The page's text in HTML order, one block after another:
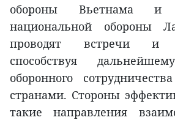
обороны Вьетнама и
национальной обороны
проводят встречи и
способствуя
оборонного
странами. Стороны
такие направления